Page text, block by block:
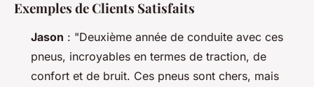
Exemples de Clients Satisfaits
Jason : "Deuxième année de conduite avec ces
pneus, incroyables en termes de traction, de
confort et de bruit. Ces pneus sont chers, mais